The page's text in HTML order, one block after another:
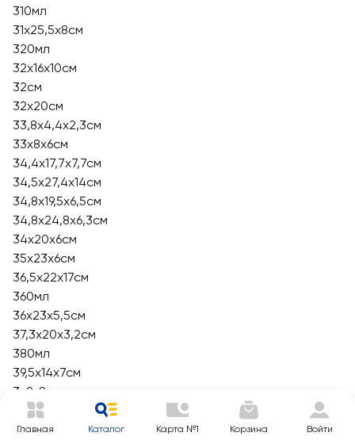
310мл
31х25,5х8см
320мл
32x16х10см
32см
32х20см
33,8x4,4x2,3см
33х8х6см
34,4х17,7х7,7см
34,5х27,4х14см
34,8x19,5x6,5см
34,8х24,8х6,3см
34x20x6см
35x23х6см
36,5х22х17см
360мл
36х23х5,5см
37,3х20х3,2см
380мл
39,5х14х7см
3х9х8 см
4,4х6х17см
40,5х26х18см
Главная Каталог Карта №1 Корзина Войти